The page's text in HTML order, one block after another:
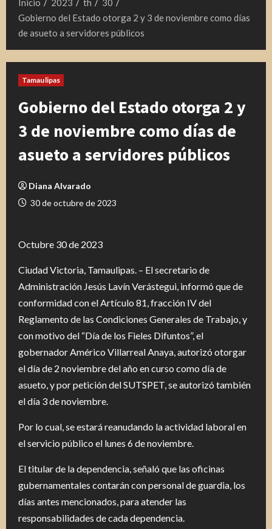
Inicio
2023 th
30
Gobierno del Estado otorga 2 y 3 de noviembre como días
de asueto a servidores públicos
Tamaulipas
Gobierno del Estado otorga 2 y
3 de noviembre como días de
asueto a servidores públicos
Diana Alvarado
30 de octubre de 2023
Octubre 30 de 2023
Ciudad Victoria, Tamaulipas. – El secretario de
Administración Jesús Lavín Verástegui, informó que de
conformidad con el Artículo 81, fracción IV del
Reglamento de las Condiciones Generales de Trabajo, y
con motivo del “Día de los Fieles Difuntos”, el
gobernador Américo Villarreal Anaya, autorizó otorgar
el día de 2 noviembre del año en curso como día de
asueto, y por petición del SUTSPET, se autorizó también
el día 3 de noviembre.
Por lo cual, se estará reanudando la actividad laboral en
el servicio público el lunes 6 de noviembre.
El titular de la dependencia, señaló que las oficinas
gubernamentales contarán con personal de guardia, los
días antes mencionados, para atender las
responsabilidades de cada dependencia.